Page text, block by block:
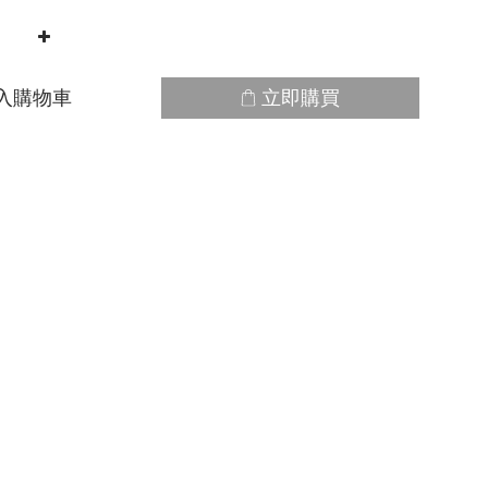
購物車 立即購買